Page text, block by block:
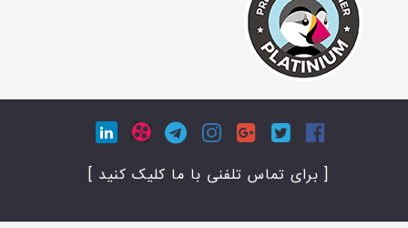
[ برای تماس تلفنی با ما کلیک کنید ]